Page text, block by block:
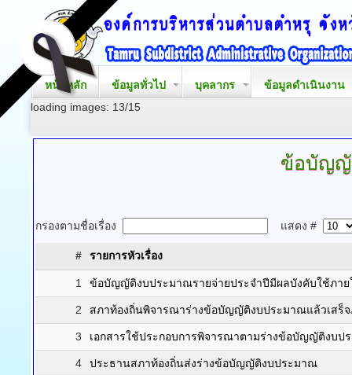
หน้าหลัก ข้อมูลทั่วไป บุคลากร
ข้อมูลดำเนินงาน
loading images: 13/15
ข้อบัญญั
กรองตามชื่อเรื่อง แสดง #
# รายการหัวเรื่อง
1 ข้อบัญญัติงบประมาณรายจ่ายประจำปีมีผลบังคับใช้ภา
2 สภาท้องถิ่นพิจารณาร่างข้อบัญญัติงบประมาณแล้วเสร็
3 เอกสารใช้ประกอบการพิจารณาตามร่างข้อบัญญัติงบป
4 ประธานสภาท้องถิ่นส่งร่างข้อบัญญัติงบประมาณ